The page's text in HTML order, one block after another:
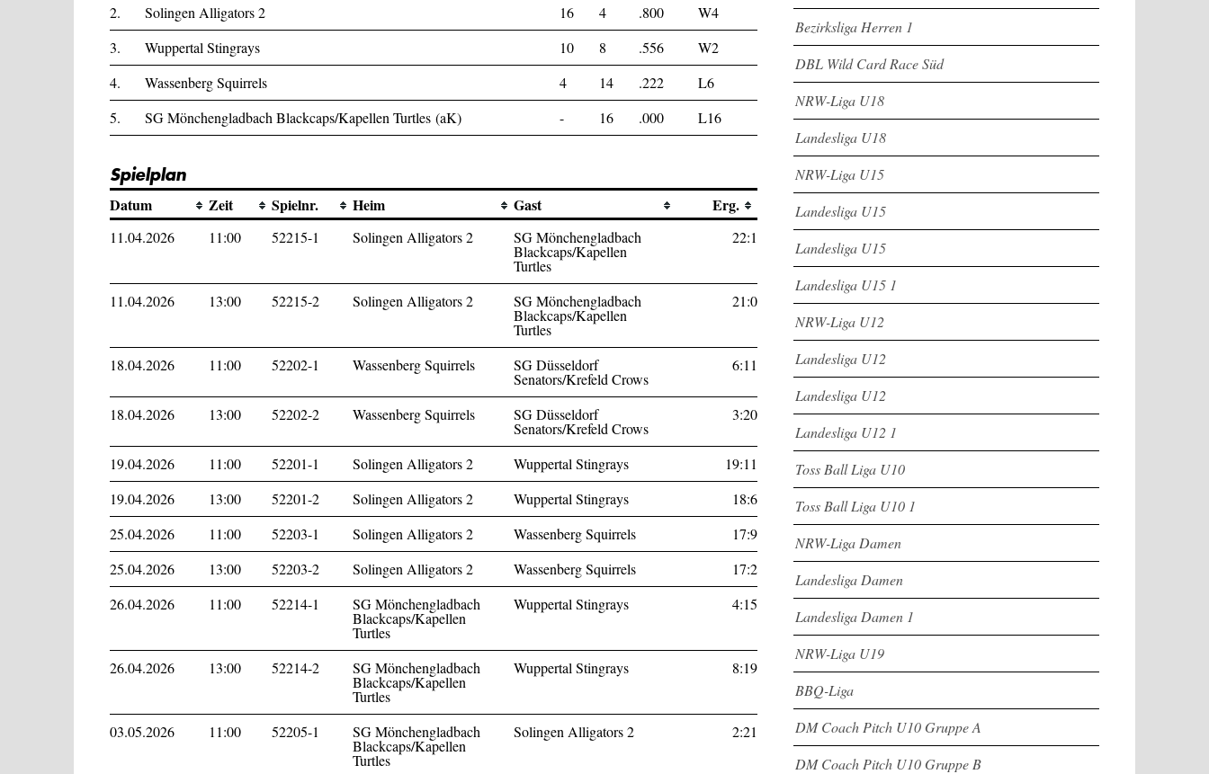
2.
Solingen Alligators 2 16 4 .800
W4
3.
Wuppertal Stingrays 10 8 .556
W2
4.
Wassenberg Squirrels 4 14 .222
L6
5.
SG Mönchengladbach Blackcaps/Kapellen Turtles (aK) - 16 .000 L16
Spielplan
Datum Zeit Spielnr. Heim Gast Erg.
11.04.2026 11:00 52215-1 Solingen Alligators 2 SG Mönchengladbach
Blackcaps/Kapellen
Turtles
22:1
11.04.2026 13:00 52215-2 Solingen Alligators 2 SG Mönchengladbach
Blackcaps/Kapellen
Turtles
21:0
18.04.2026 11:00 52202-1 Wassenberg Squirrels SG Düsseldorf
Senators/Krefeld Crows
6:11
18.04.2026 13:00 52202-2 Wassenberg Squirrels SG Düsseldorf
Senators/Krefeld Crows
3:20
19.04.2026 11:00 52201-1 Solingen Alligators 2 Wuppertal Stingrays
19:11
19.04.2026
13:00 52201-2 Solingen Alligators 2 Wuppertal Stingrays
18:6
25.04.2026
11:00 52203-1 Solingen Alligators 2 Wassenberg Squirrels
17:9
25.04.2026
13:00 52203-2 Solingen Alligators 2 Wassenberg Squirrels
17:2
26.04.2026
11:00 52214-1 SG Mönchengladbach
Blackcaps/Kapellen
Turtles
Wuppertal Stingrays 4:15
26.04.2026 13:00 52214-2 SG Mönchengladbach
Blackcaps/Kapellen
Turtles
Wuppertal Stingrays 8:19
03.05.2026 11:00 52205-1 SG Mönchengladbach
Blackcaps/Kapellen
Turtles
Solingen Alligators 2 2:21
Bezirksliga Herren 1
DBL Wild Card Race Süd
NRW-Liga U18
Landesliga U18
NRW-Liga U15
Landesliga U15
Landesliga U15
Landesliga U15 1
NRW-Liga U12
Landesliga U12
Landesliga U12
Landesliga U12 1
Toss Ball Liga U10
Toss Ball Liga U10 1
NRW-Liga Damen
Landesliga Damen
Landesliga Damen 1
NRW-Liga U19
BBQ-Liga
DM Coach Pitch U10 Gruppe A
DM Coach Pitch U10 Gruppe B